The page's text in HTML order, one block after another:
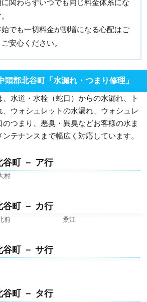
に関わらずいつでも同じ料金体系にな
でも一切料金が割増になる心配はご
安心ください。
郡北谷町「水漏れ・つまり修理」
水道・水栓（蛇口）からの水漏れ、ト
、ウォシュレットの水漏れ、ウォシュレ
のつまり、悪臭・異臭などお客様の水ま
テナンスまで幅広く対応しています。
谷町 － ア行
村
谷町 － カ行
前 桑江
谷町 － サ行
谷町 － タ行